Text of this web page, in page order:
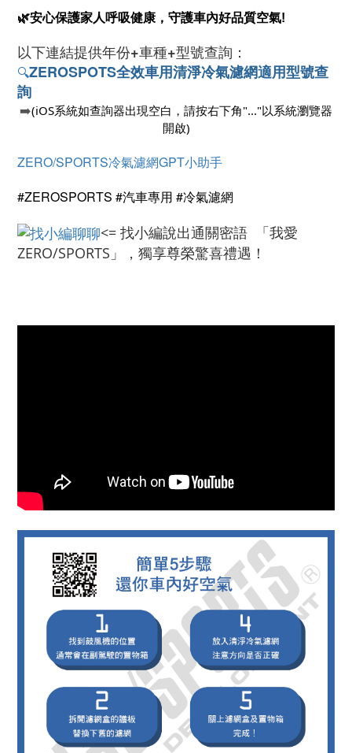
🌿安心保護家人呼吸健康，守護車內好品質空氣!
以下連結提供年份+車種+型號查詢：
🔍ZEROSPOTS全效車用清淨冷氣濾網適用型號查
詢
➡️(iOS系統如查詢器出現空白，請按右下角"..."以系統瀏覽器
開啟)
ZERO/SPORTS冷氣濾網GPT小助手
#ZEROSPORTS #汽車專用 #冷氣濾網
<= 找小編說出通關密語 「我愛
ZERO/SPORTS」，獨享尊榮驚喜禮遇！